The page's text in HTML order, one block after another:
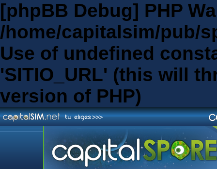
[phpBB Debug] PHP
/home/capitalsim/pub/
Use of undefined
'SITIO_URL' (this will
version of PHP)